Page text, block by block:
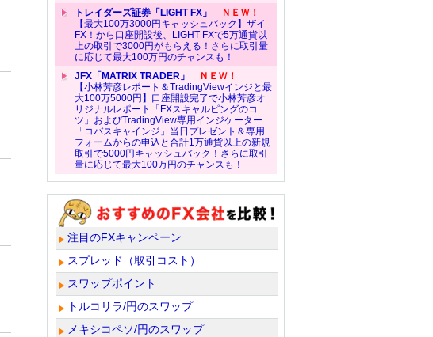
トレイダーズ証券「LIGHT FX」
ＮＥＷ！
【最大100万3000円キャッシュバック】ザイ
FX！から口座開設後、LIGHT FXで5万通貨以
上の取引で3000円がもらえる！さらに取引量
に応じて最大100万円のチャンスも！
JFX「MATRIX TRADER」
ＮＥＷ！
【小林芳彦レポート＆TradingViewインジと最
大100万5000円】口座開設完了で小林芳彦オ
リジナルレポート「FXスキャルピングのコ
ツ」およびTradingView専用インジケーター
「コバスキャインジ」当日プレゼント＆専用
フォームからの申込と合計1万通貨以上の新規
取引で5000円キャッシュバック！さらに取引
量に応じて最大100万円のチャンスも！
注目のFXキャンペーン
スプレッド（取引コスト）
スワップポイント
トルコリラ/円のスワップ
メキシコペソ/円のスワップ